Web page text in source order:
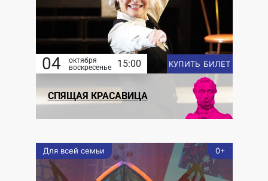
04
октября
воскресенье
15:00 КУПИТЬ БИЛЕТ
СПЯЩАЯ КРАСАВИЦА
Для всей семьи 0+